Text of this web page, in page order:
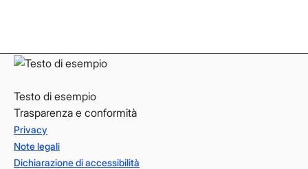
Testo di esempio
Trasparenza e conformità
Privacy
Note legali
Dichiarazione di accessibilità